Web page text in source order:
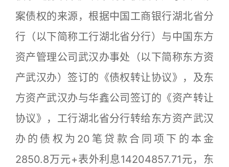
案债权的来源，根据中国工商银行湖北省分
行（以下简称工行湖北省分行）与中国东方
资产管理公司武汉办事处（以下简称东方资
产武汉办）签订的《债权转让协议》，及东
方资产武汉办与华鑫公司签订的《资产转让
协议》，工行湖北省分行转给东方资产武汉
办的债权为20笔贷款合同项下的本金
2850.8万元+表外利息14204857.71元，东